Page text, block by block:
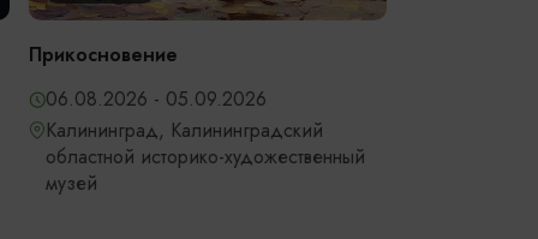
Прикосновение
06.08.2026 - 05.09.2026
Калининград, Калининградский
областной историко-художественный
музей